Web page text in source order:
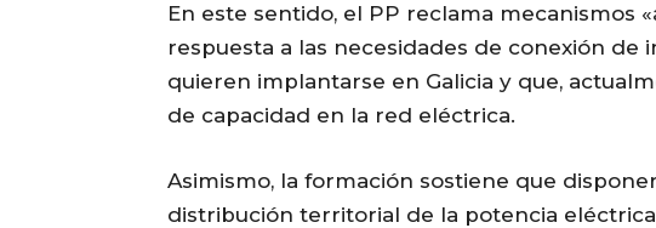
En este sentido, el PP reclama mecanismos
respuesta a las necesidades de conexión de
quieren implantarse en Galicia y que,
de capacidad en la red eléctrica.
Asimismo, la formación sostiene que
distribución territorial de la potencia